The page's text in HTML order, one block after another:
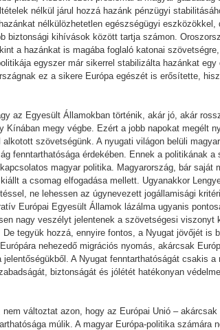
nélkül járul hozzá hazánk pénzügyi
nélkülözhetetlen egészségügyi eszközökkel,
biztonsági kihívások között tartja számon.
a hazánkat is magába foglaló katonai
egyszer már sikerrel stabilizálta hazánkat
ez a sikere Európa egészét is erősítette,
az Egyesült Államokban történik, akár jó, akár
megy végbe. Ezért a jobb napokat megélt
szövetségünk. A nyugati világon belüli
fenntarthatósága érdekében. Ennek a politikának a
magyar politika. Magyarország, bár saját
a csomag elfogadása mellett. Ugyanakkor
ne lehessen az úgynevezett jogállamisági
Európai Egyesült Államok lázálma ugyanis
nagy veszélyt jelentenek a szövetségesi viszonyt
tegyük hozzá, ennyire fontos, a Nyugat jövőjét is
nehezedő migrációs nyomás, akárcsak
A Nyugat fenntarthatóságát csakis a
biztonságát és jólétét hatékonyan
változtat azon, hogy az Európai Unió –
múlik. A magyar Európa-politika számára